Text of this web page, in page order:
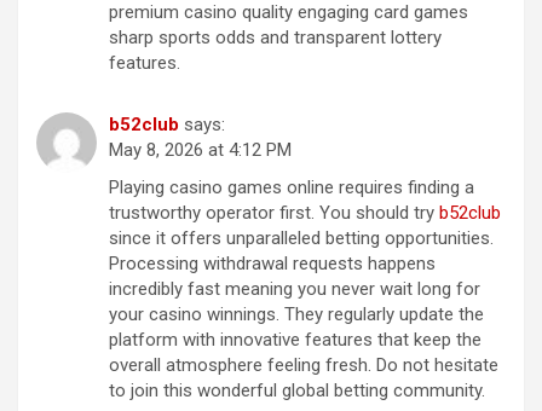
premium casino quality engaging card games
sharp sports odds and transparent lottery
features.
b​5​2c​l​ub says:
May 8, 2026 at 4:12 PM
Playing casino games online requires finding a
trustworthy operator first. You should try b5​2​c​lu​b
since it offers unparalleled betting opportunities.
Processing withdrawal requests happens
incredibly fast meaning you never wait long for
your casino winnings. They regularly update the
platform with innovative features that keep the
overall atmosphere feeling fresh. Do not hesitate
to join this wonderful global betting community.